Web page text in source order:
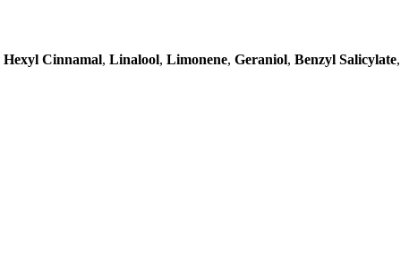
Hexyl Cinnamal, Linalool, Limonene, Geraniol, Benzyl Salicylate,